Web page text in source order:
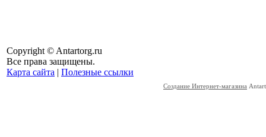
Copyright © Antartorg.ru
Все права защищены.
Карта сайта | Полезные ссылки
Создание Интернет-магазина